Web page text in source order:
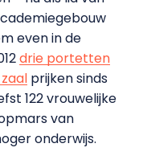
even in de
drie portetten
prijken sinds
122 vrouwelijke
van
onderwijs.